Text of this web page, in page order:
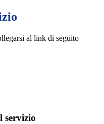
al link di seguito
servizio